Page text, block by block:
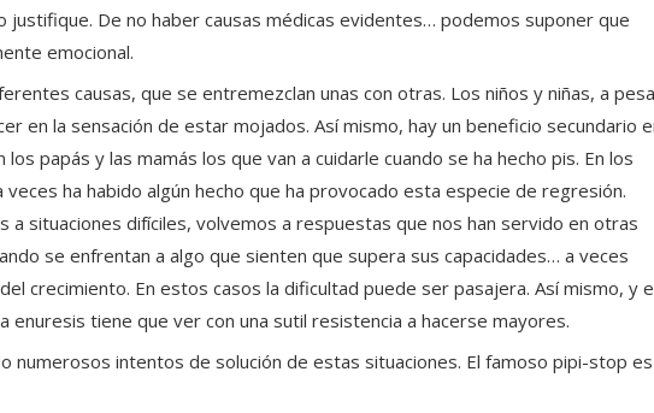
justifique. De no haber causas médicas evidentes… podemos suponer que
emocional.
causas, que se entremezclan unas con otras. Los niños y niñas, a
en la sensación de estar mojados. Así mismo, hay un beneficio secundario
los papás y las mamás los que van a cuidarle cuando se ha hecho pis. En los
ha habido algún hecho que ha provocado esta especie de regresión.
a situaciones difíciles, volvemos a respuestas que nos han servido en otras
se enfrentan a algo que sienten que supera sus capacidades… a veces
crecimiento. En estos casos la dificultad puede ser pasajera. Así mismo, y
enuresis tiene que ver con una sutil resistencia a hacerse mayores.
numerosos intentos de solución de estas situaciones. El famoso pipi-stop es